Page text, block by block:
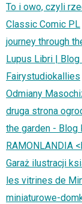
To i owo, czyli
Classic Comic PL
journey through
Lupus Libri | Blog
Fairystudiokallies
Odmiany
druga strona
the garden - Blog
RAMONLANDIA
Garaż ilustracji
les vitrines de
miniaturowe-